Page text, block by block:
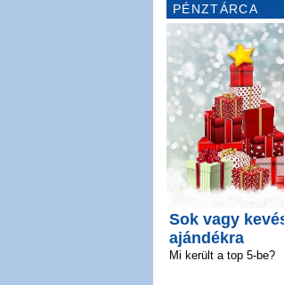
PÉNZTÁRCA
Sok vagy
ajándékra
Mi került a top 5-be?